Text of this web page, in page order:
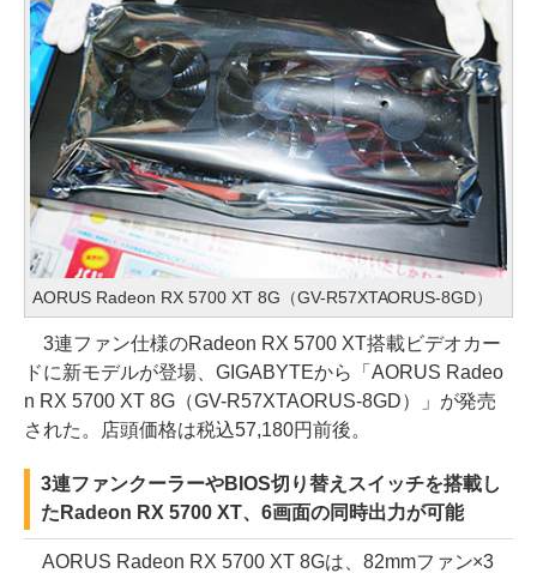
AORUS Radeon RX 5700 XT 8G（GV-R57XTAORUS-8GD）
3連ファン仕様のRadeon RX 5700 XT搭載ビデオカー
ドに新モデルが登場、GIGABYTEから「AORUS Radeo
n RX 5700 XT 8G（GV-R57XTAORUS-8GD）」が発売
された。店頭価格は税込57,180円前後。
3連ファンクーラーやBIOS切り替えスイッチを搭載し
たRadeon RX 5700 XT、6画面の同時出力が可能
AORUS Radeon RX 5700 XT 8Gは、82mmファン×3